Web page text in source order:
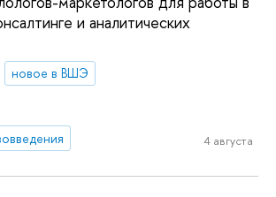
и аналитических
новое в ВШЭ
4 августа